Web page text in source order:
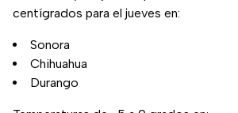
centígrados para el jueves en:
Sonora
Chihuahua
Durango